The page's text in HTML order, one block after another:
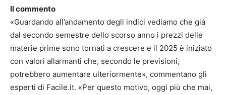
Il commento
«Guardando all’andamento degli indici vediamo che già
dal secondo semestre dello scorso anno i prezzi delle
materie prime sono tornati a crescere e il 2025 è iniziato
con valori allarmanti che, secondo le previsioni,
potrebbero aumentare ulteriormente», commentano gli
esperti di Facile.it. «Per questo motivo, oggi più che mai,